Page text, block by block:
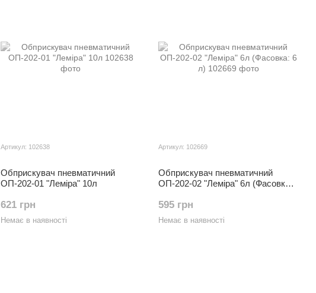
Артикул: 102638
Обприскувач пневматичний
ОП-202-01 "Леміра" 10л
621 грн
Немає в наявності
Артикул: 102669
Обприскувач пневматичний
ОП-202-02 "Леміра" 6л (Фасовка:
595 грн
Немає в наявності